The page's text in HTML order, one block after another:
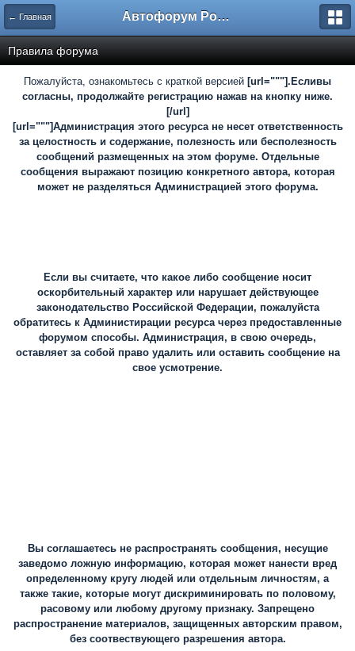
← Главная Автофорум Ростова-на-Дону
Правила форума
Пожалуйста, ознакомьтесь с краткой версией [url="""].Есливы
согласны, продолжайте регистрацию нажав на кнопку ниже.
[/url]
[url="""]Администрация этого ресурса не несет ответственность
за целостность и содержание, полезность или бесполезность
сообщений размещенных на этом форуме. Отдельные
сообщения выражают позицию конкретного автора, которая
может не разделяться Администрацией этого форума.
Если вы считаете, что какое либо сообщение носит
оскорбительный характер или нарушает действующее
законодательство Российской Федерации, пожалуйста
обратитесь к Администирации ресурса через предоставленные
форумом способы. Администрация, в свою очередь,
оставляет за собой право удалить или оставить сообщение на
свое усмотрение.
Вы соглашаетесь не распространять сообщения, несущие
заведомо ложную информацию, которая может нанести вред
определенному кругу людей или отдельным личностям, а
также такие, которые могут дискриминировать по половому,
расовому или любому другому признаку. Запрещено
распространение материалов, защищенных авторским правом,
без соотвествующего разрешения автора.